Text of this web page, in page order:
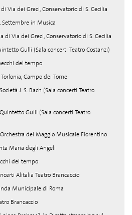
Via dei Greci, Conservatorio di S. Cecilia
in Musica
di Via dei Greci, Conservatorio di S. Cecilia
Gullì (Sala concerti Teatro Costanzi)
del tempo
Campo dei Tornei
J. S. Bach (Sala concerti Teatro
Gullì (Sala concerti Teatro
del Maggio Musicale Fiorentino
Maria degli Angeli
del tempo
Alitalia Teatro Brancaccio
Municipale di Roma
Brancaccio